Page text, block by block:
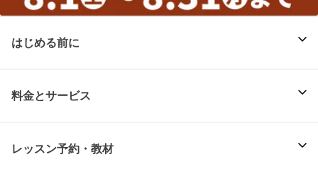
はじめる前に
料金とサービス
レッスン予約・教材